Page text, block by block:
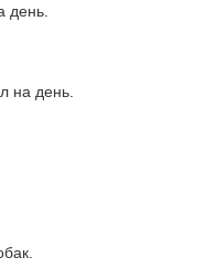
день.